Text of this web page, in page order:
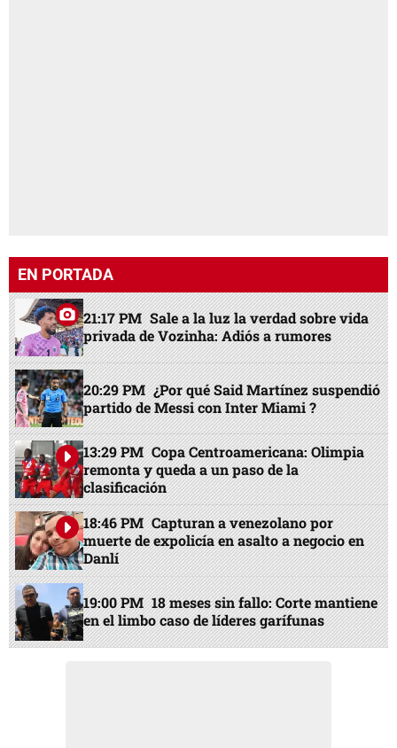
EN PORTADA
21:17 PM Sale a la luz la verdad sobre vida
privada de Vozinha: Adiós a rumores
20:29 PM ¿Por qué Said Martínez suspendió
partido de Messi con Inter Miami ?
13:29 PM Copa Centroamericana: Olimpia
remonta y queda a un paso de la
clasificación
18:46 PM Capturan a venezolano por
muerte de expolicía en asalto a negocio en
Danlí
19:00 PM 18 meses sin fallo: Corte mantiene
en el limbo caso de líderes garífunas